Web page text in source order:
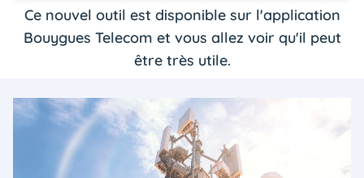
Ce nouvel outil est disponible sur l'application
Bouygues Telecom et vous allez voir qu'il peut
être très utile.